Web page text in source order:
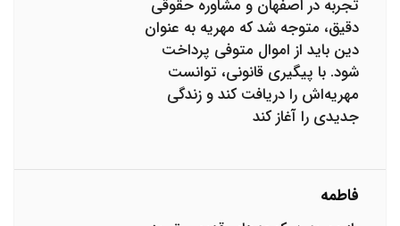
تجربه در اصفهان و مشاوره حقوقی
دقیق، متوجه شد که مهریه به عنوان
دین باید از اموال متوفی پرداخت
شود. با پیگیری قانونی، توانست
مهریه‌اش را دریافت کند و زندگی
جدیدی را آغاز کند
فاطمه